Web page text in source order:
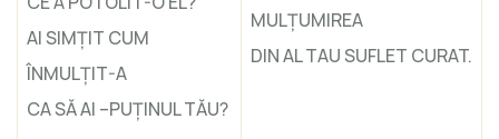
AI SIMŢIT CUM
ÎNMULŢIT-A
CA SĂ AI –PUŢINUL TĂU?
MULŢUMIREA
DIN AL TAU SUFLET CURAT.